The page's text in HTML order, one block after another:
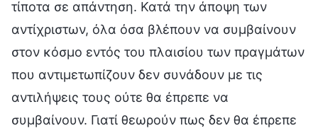
τίποτα σε απάντηση. Κατά την άποψη των
αντίχριστων, όλα όσα βλέπουν να συμβαίνουν
στον κόσμο εντός του πλαισίου των πραγμάτων
που αντιμετωπίζουν δεν συνάδουν με τις
αντιλήψεις τους ούτε θα έπρεπε να
συμβαίνουν. Γιατί θεωρούν πως δεν θα έπρεπε